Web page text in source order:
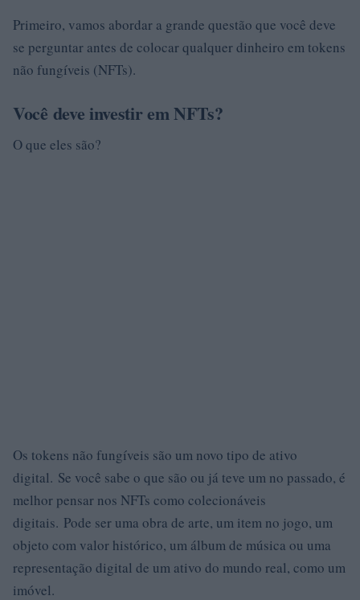
Primeiro, vamos abordar a grande questão que você deve
se perguntar antes de colocar qualquer dinheiro em tokens
não fungíveis (NFTs).
Você deve investir em NFTs?
O que eles são?
Os tokens não fungíveis são um novo tipo de ativo
digital. Se você sabe o que são ou já teve um no passado, é
melhor pensar nos NFTs como colecionáveis ​​
digitais. Pode ser uma obra de arte, um item no jogo, um
objeto com valor histórico, um álbum de música ou uma
representação digital de um ativo do mundo real, como um
imóvel.